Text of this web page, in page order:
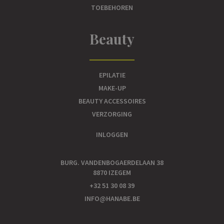
TOEBEHOREN
Beauty
EPILATIE
MAKE-UP
BEAUTY ACCESSOIRES
VERZORGING
INLOGGEN
BURG. VANDENBOGAERDELAAN 38
8870 IZEGEM
+32 51 30 08 39
INFO@HANABE.BE